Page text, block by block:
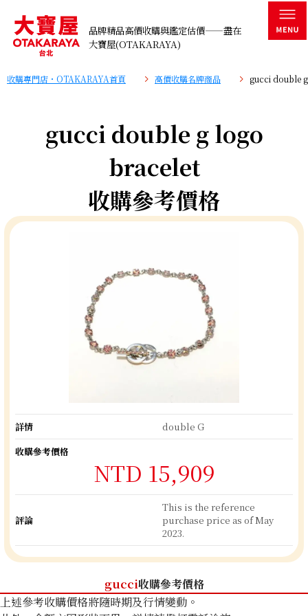
品牌精品高價收購與鑑定估價——盡在
大寶屋(OTAKARAYA)
收購專門店・OTAKARAYA首頁 高價收購名牌商品 gucci double
gucci double g logo
bracelet
收購參考價格
詳情
double G
收購參考價格
NTD 15,909
評論
This is the reference
purchase price as of May
2023.
gucci收購參考價格
上述參考收購價格將隨時期及行情變動。